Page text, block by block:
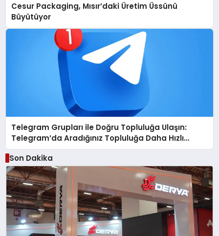
Cesur Packaging, Mısır’daki Üretim Üssünü
Büyütüyor
Telegram Grupları ile Doğru Topluluğa Ulaşın:
Telegram’da Aradığınız Topluluğa Daha Hızlı
Ulaşın
Son Dakika